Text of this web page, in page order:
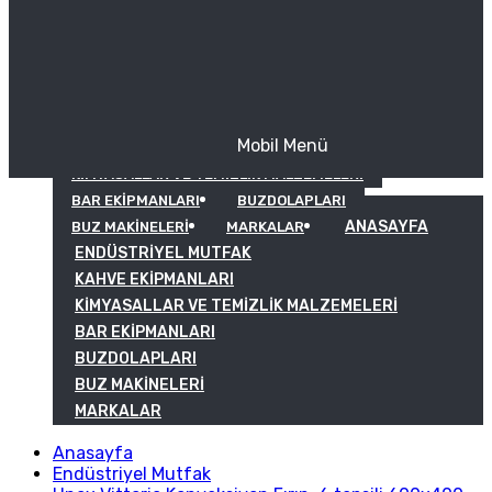
KIMYASALLAR VE TEMIZLIK MALZEMELERI
BAR EKIPMANLARI
BUZDOLAPLARI
BUZ MAKINELERI
MARKALAR
Mobil Menü
ANASAYFA
ENDÜSTRIYEL MUTFAK
KAHVE EKIPMANLARI
KIMYASALLAR VE TEMIZLIK MALZEMELERI
BAR EKIPMANLARI
BUZDOLAPLARI
BUZ MAKINELERI
MARKALAR
Anasayfa
Endüstriyel Mutfak